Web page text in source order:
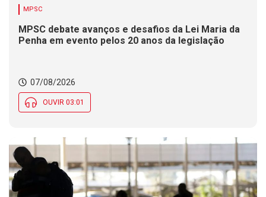
MPSC
MPSC debate avanços e desafios da Lei Maria da
Penha em evento pelos 20 anos da legislação
07/08/2026
OUVIR 03:01